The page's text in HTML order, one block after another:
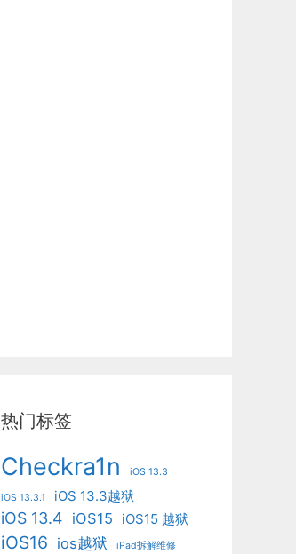
热门标签
Checkra1n iOS 13.3
iOS 13.3.1 iOS 13.3越狱
iOS 13.4 iOS15 iOS15 越狱
iOS16 ios越狱 iPad拆解维修